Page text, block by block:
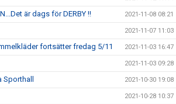
är dags för DERBY !! 2021-11-08 08:21
2021-11-07 11:03
fortsätter fredag 5/11 2021-11-03 16:47
2021-11-03 09:28
Sporthall 2021-10-30 19:08
2021-10-28 10:37